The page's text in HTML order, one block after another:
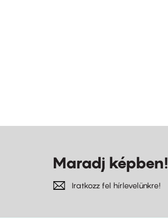
Maradj képben!
Iratkozz fel hírlevelünkre!